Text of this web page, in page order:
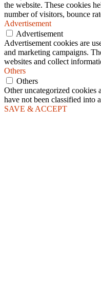
the website. These cookies
number of visitors, bounce
Advertisement
Advertisement
Advertisement cookies are
and marketing campaigns.
websites and collect
Others
Others
Other uncategorized cookies
have not been classified into
SAVE & ACCEPT